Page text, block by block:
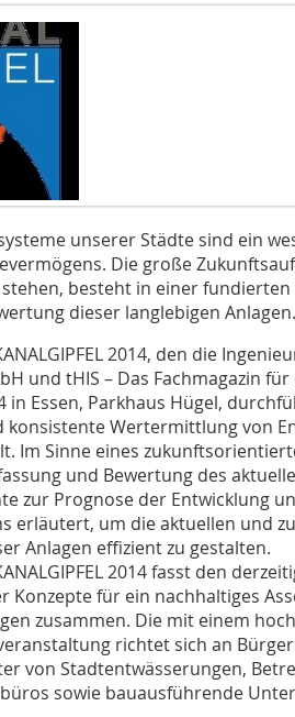
unserer Städte sind ein
Die große
besteht in einer
dieser langlebigen Anlagen.
2014, den die
und tHIS – Das Fachmagazin
in Essen, Parkhaus Hügel,
konsistente Wertermittlung von
Im Sinne eines
und Bewertung des
zur Prognose der Entwicklung
erläutert, um die aktuellen und
Anlagen effizient zu gestalten.
2014 fasst den
Konzepte für ein nachhaltiges
zusammen. Die mit einem
richtet sich an
von Stadtentwässerungen,
sowie bauausführende